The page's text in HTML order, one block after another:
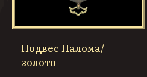
Подвес Палома/
золото